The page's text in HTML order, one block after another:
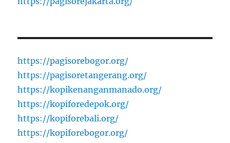
https://pagisorebogor.org/
https://pagisoretangerang.org/
https://kopikenanganmanado.org/
https://kopiforedepok.org/
https://kopiforebali.org/
https://kopiforebogor.org/